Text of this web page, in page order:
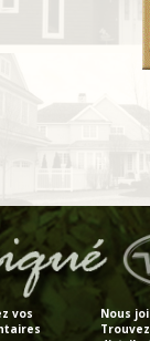
vos
Nous